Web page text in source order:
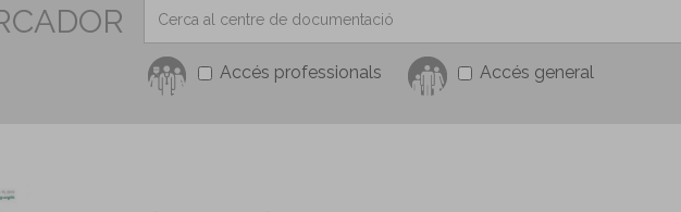
Accés professionals Accés general